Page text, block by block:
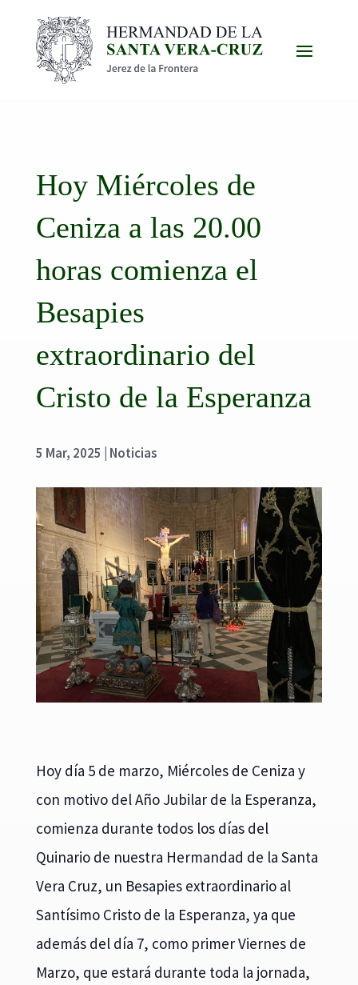
Hoy Miércoles de
Ceniza a las 20.00
horas comienza el
Besapies
extraordinario del
Cristo de la Esperanza
5 Mar, 2025 Noticias
Hoy día 5 de marzo, Miércoles de Ceniza y
con motivo del Año Jubilar de la Esperanza,
comienza durante todos los días del
Quinario de nuestra Hermandad de la Santa
Vera Cruz, un Besapies extraordinario al
Santísimo Cristo de la Esperanza, ya que
además del día 7, como primer Viernes de
Marzo, que estará durante toda la jornada,